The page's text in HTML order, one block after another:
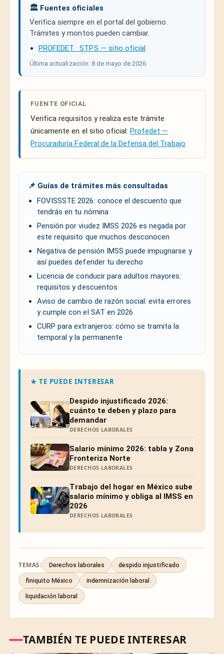
🏛️ Fuentes oficiales
Verifica siempre en el portal del gobierno.
Trámites y montos pueden cambiar.
PROFEDET · STPS — sitio oficial
Última actualización: 8 de mayo de 2026
FUENTE OFICIAL
Verifica requisitos y realiza este trámite
únicamente en el sitio oficial:Profedet —
Procuraduría Federal de la Defensa del Trabajo.
📌 Guías de trámites más consultadas
FOVISSSTE 2026: conoce el descuento que
tendrás en tu nómina
Pensión por viudez IMSS 2026 es negada por
este requisito que muchos desconocen
Negativa de pensión IMSS puede impugnarse y
así puedes defender tu derecho
Licencia de conducir para adultos mayores:
requisitos y descuentos
Aviso de cambio de razón social: evita errores
y cumple con el SAT en 2026
CURP para extranjeros: cómo se tramita la
temporal y la permanente
★ TE PUEDE INTERESAR
Despido injustificado 2026:
cuánto te deben y plazo para
demandar
DERECHOS LABORALES
Salario mínimo 2026: tabla y Zona
Fronteriza Norte
DERECHOS LABORALES
Trabajo del hogar en México sube
salario mínimo y obliga al IMSS en
2026
DERECHOS LABORALES
TEMAS: Derechos laborales despido injustificado
finiquito México indemnización laboral
liquidación laboral
TAMBIÉN TE PUEDE INTERESAR